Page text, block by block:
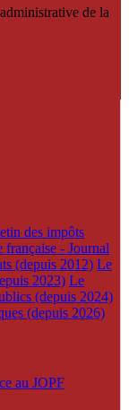
de la
des impôts
française - Journal
(depuis 2012) Le
2023) Le
(depuis 2024)
(depuis 2026)
au JOPF